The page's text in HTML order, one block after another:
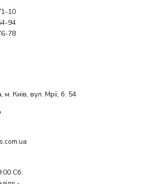
10
94
78
м. Київ, вул. Мрії, б. 54
Сб: